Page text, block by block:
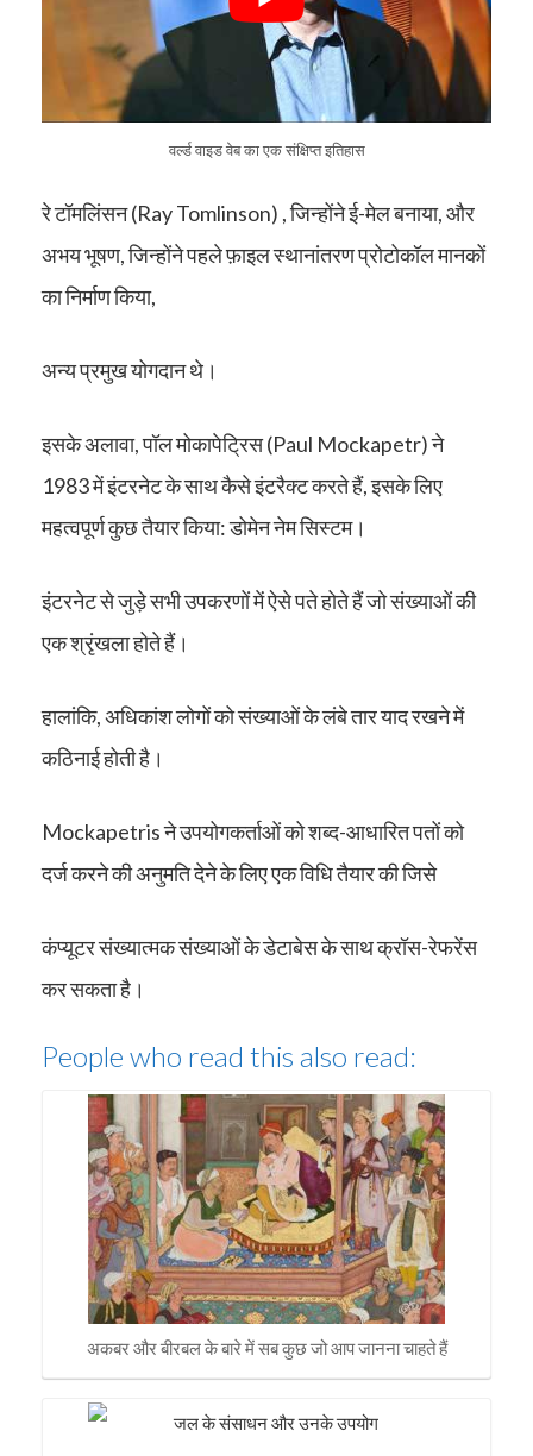
वर्ल्ड वाइड वेब का एक संक्षिप्त इतिहास
रे टॉमलिंसन (Ray Tomlinson) , जिन्होंने ई-मेल बनाया, और
अभय भूषण, जिन्होंने पहले फ़ाइल स्थानांतरण प्रोटोकॉल मानकों
का निर्माण किया,
अन्य प्रमुख योगदान थे।
इसके अलावा, पॉल मोकापेट्रिस (Paul Mockapetr) ने
1983 में इंटरनेट के साथ कैसे इंटरैक्ट करते हैं, इसके लिए
महत्वपूर्ण कुछ तैयार किया: डोमेन नेम सिस्टम।
इंटरनेट से जुड़े सभी उपकरणों में ऐसे पते होते हैं जो संख्याओं की
एक श्रृंखला होते हैं।
हालांकि, अधिकांश लोगों को संख्याओं के लंबे तार याद रखने में
कठिनाई होती है।
Mockapetris ने उपयोगकर्ताओं को शब्द-आधारित पतों को
दर्ज करने की अनुमति देने के लिए एक विधि तैयार की जिसे
कंप्यूटर संख्यात्मक संख्याओं के डेटाबेस के साथ क्रॉस-रेफरेंस
कर सकता है।
People who read this also read:
अकबर और बीरबल के बारे में सब कुछ जो आप जानना चाहते हैं